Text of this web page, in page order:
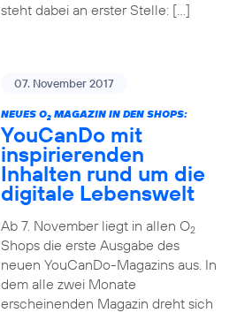
steht dabei an erster Stelle: […]
07. November 2017
NEUES O2MAGAZIN IN DEN SHOPS:
YouCanDo mit
inspirierenden
Inhalten rund um die
digitale Lebenswelt
Ab 7. November liegt in allen O2
Shops die erste Ausgabe des
neuen YouCanDo-Magazins aus. In
dem alle zwei Monate
erscheinenden Magazin dreht sich